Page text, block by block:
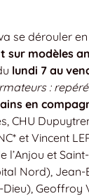
va se dérouler
sur modèles
lundi 7 au
:
en
CHU
et Vincent
l’Anjou et
Nord), Jean-
Geoffroy